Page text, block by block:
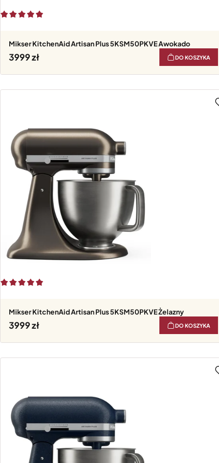
Mikser KitchenAid Artisan Plus 5KSM50PKVE Awokado
3999 DO KOSZYKA
Mikser KitchenAid Artisan Plus 5KSM50PKVE Żelazny
3999 DO KOSZYKA